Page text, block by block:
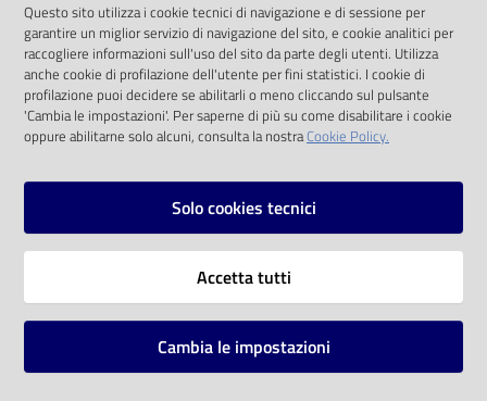
Eventi
Chiedi al
bibliotecario
solo alle condizioni previste dalla direttiva
comunitaria 2003/98/CE e dal d.lgs. 36/2006
SOCIAL
Instagram
Vai alla pagina
Mappa del sito
Questo sito utilizza i cookie tecnici di navigazione e di sessione per
garantire un miglior servizio di navigazione del sito, e cookie analitici per
raccogliere informazioni sull'uso del sito da parte degli utenti. Utilizza
anche cookie di profilazione dell'utente per fini statistici. I cookie di
profilazione puoi decidere se abilitarli o meno cliccando sul pulsante
'Cambia le impostazioni'. Per saperne di più su come disabilitare i cookie
oppure abilitarne solo alcuni, consulta la nostraCookie Policy.
Solo cookies tecnici
Accetta tutti
Cambia le impostazioni